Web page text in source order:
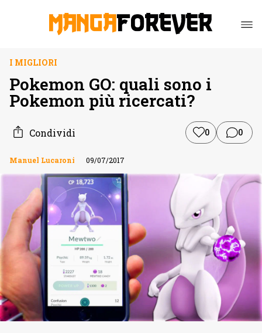
I MIGLIORI
Pokemon GO: quali sono i
Pokemon più ricercati?
Condividi 0 0
Manuel Lucaroni 09/07/2017